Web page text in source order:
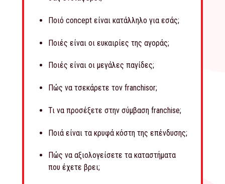
Ποιό concept είναι κατάλληλο για εσάς;
Ποιές είναι οι ευκαιρίες της αγοράς;
Ποιές είναι οι μεγάλες παγίδες;
Πώς να τσεκάρετε τον franchisor;
Τι να προσέξετε στην σύμβαση franchise;
Ποιά είναι τα κρυφά κόστη της επένδυσης;
Πώς να αξιολογείσετε τα καταστήματα
που έχετε βρει;